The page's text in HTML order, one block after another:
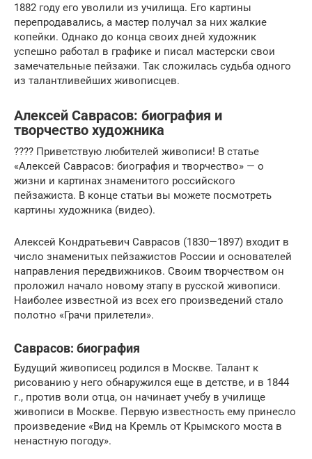
1882 году его уволили из училища. Его картины
перепродавались, а мастер получал за них жалкие
копейки. Однако до конца своих дней художник
успешно работал в графике и писал мастерски свои
замечательные пейзажи. Так сложилась судьба одного
из талантливейших живописцев.
Алексей Саврасов: биография и
творчество художника
???? Приветствую любителей живописи! В статье
«Алексей Саврасов: биография и творчество» — о
жизни и картинах знаменитого российского
пейзажиста. В конце статьи вы можете посмотреть
картины художника (видео).
Алексей Кондратьевич Саврасов (1830—1897) входит в
число знаменитых пейзажистов России и основателей
направления передвижников. Своим творчеством он
проложил начало новому этапу в русской живописи.
Наиболее известной из всех его произведений стало
полотно «Грачи прилетели».
Саврасов: биография
Будущий живописец родился в Москве. Талант к
рисованию у него обнаружился еще в детстве, и в 1844
г., против воли отца, он начинает учебу в училище
живописи в Москве. Первую известность ему принесло
произведение «Вид на Кремль от Крымского моста в
ненастную погоду».